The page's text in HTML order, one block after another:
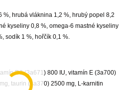
%, hrubá vláknina 1,2 %, hrubý popel 8,2
kyseliny 0,8 %, omega-6 mastné kyseliny
sodík 1 %, hořčík 0,1 %.
D3 (3a671) 800 IU, vitamín E (3a700)
taurin (3a370) 2500 mg, L-karnitin